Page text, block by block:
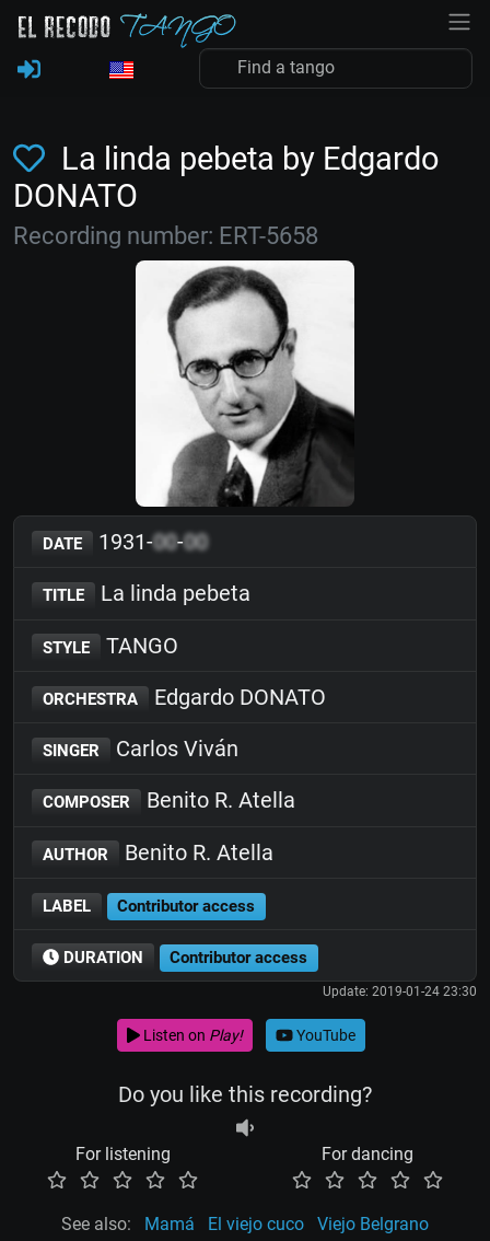
La linda pebeta by Edgardo
DONATO
Recording number: ERT-5658
DATE 1931-00-00
TITLE La linda pebeta
STYLE TANGO
ORCHESTRA Edgardo DONATO
SINGER Carlos Viván
COMPOSER Benito R. Atella
AUTHOR Benito R. Atella
LABEL Contributor access
DURATION Contributor access
Update: 2019-01-24 23:30
Listen on Play! YouTube
Do you like this recording?
For listening For dancing
See also: Mamá El viejo cuco Viejo Belgrano